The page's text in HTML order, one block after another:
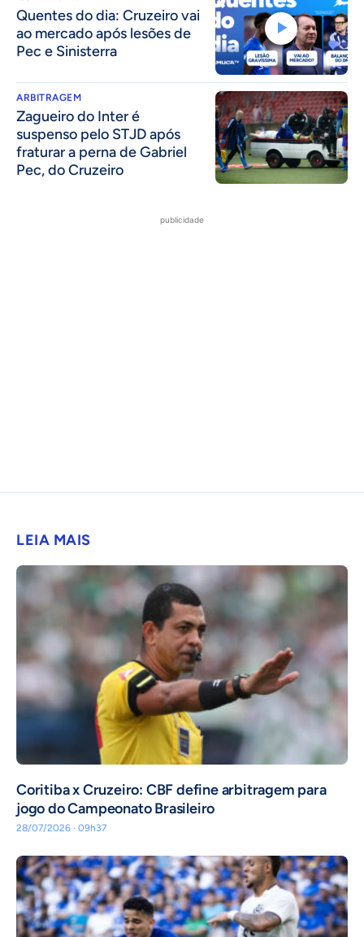
Quentes do dia: Cruzeiro vai
ao mercado após lesões de
Pec e Sinisterra
ARBITRAGEM
Zagueiro do Inter é
suspenso pelo STJD após
fraturar a perna de Gabriel
Pec, do Cruzeiro
publicidade
LEIA MAIS
Coritiba x Cruzeiro: CBF define arbitragem para
jogo do Campeonato Brasileiro
28/07/2026 · 09h37